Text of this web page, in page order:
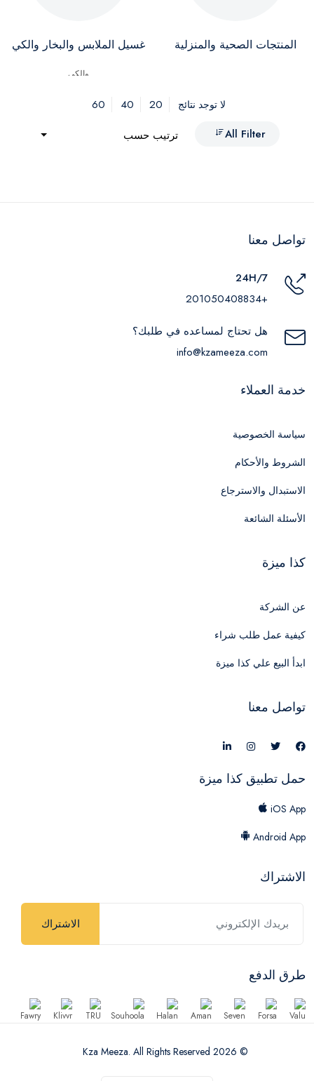
المنتجات الصحية والمنزلية غسيل الملابس والبخار والكي
لا توجد نتائج 20
40
60
All Filter
ترتيب حسب
تواصل معنا
24H/7
+201050408834
هل تحتاج لمساعده في طلبك؟
info@kzameeza.com
خدمة العملاء
سياسة الخصوصية
الشروط والأحكام
الاستبدال والاسترجاع
الأسئلة الشائعة
كذا ميزة
عن الشركة
كيفية عمل طلب شراء
ابدأ البيع علي كذا ميزة
تواصل معنا
حمل تطبيق كذا ميزة
iOS App
Android App
الاشتراك
الاشتراك
طرق الدفع
© 2026 Kza Meeza. All Rights Reserved